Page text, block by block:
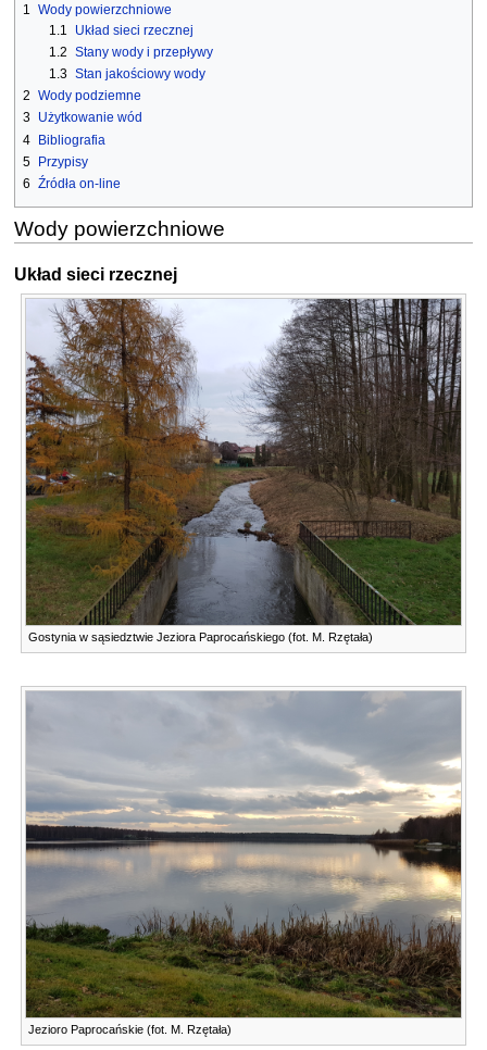
1
Wody powierzchniowe
1.1
Układ sieci rzecznej
1.2 Stany wody i przepływy
1.3 Stan jakościowy wody
2 Wody podziemne
3 Użytkowanie wód
4 Bibliografia
5 Przypisy
6 Źródła on-line
Wody powierzchniowe
Układ sieci rzecznej
Gostynia w sąsiedztwie Jeziora Paprocańskiego (fot. M. Rzętała)
Jezioro Paprocańskie (fot. M. Rzętała)